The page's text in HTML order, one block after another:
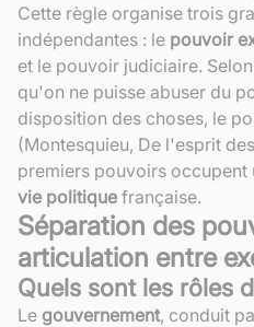
Cette règle organise trois
indépendantes : le pouvoir
et le pouvoir judiciaire.
qu'on ne puisse abuser du
disposition des choses, le
(Montesquieu, De l'esprit
premiers pouvoirs occupent
vie politique française.
Séparation des
articulation entre
Quels sont les rôles
Le gouvernement, conduit